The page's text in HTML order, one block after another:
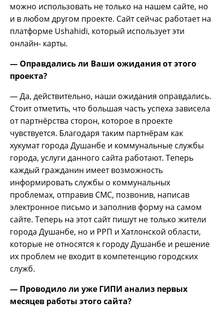
можно использовать не только на нашем сайте, но
и в любом другом проекте. Сайт сейчас работает на
платформе Ushahidi, который использует эти
онлайн- карты.
— Оправдались ли Ваши ожидания от этого
проекта?
— Да, действительно, наши ожидания оправдались.
Стоит отметить, что большая часть успеха зависела
от партнёрства сторон, которое в проекте
чувствуется. Благодаря таким партнёрам как
хукумат города Душанбе и коммунальные службы
города, услуги данного сайта работают. Теперь
каждый гражданин имеет возможность
информировать службы о коммунальных
проблемах, отправив СМС, позвонив, написав
электронное письмо и заполнив форму на самом
сайте. Теперь на этот сайт пишут не только жители
города Душанбе, но и РРП и Хатлонской области,
которые не относятся к городу Душанбе и решение
их проблем не входит в компетенцию городских
служб.
— Проводило ли уже ГИПИ анализ первых
месяцев работы этого сайта?